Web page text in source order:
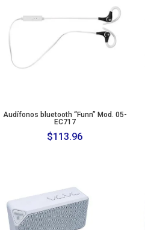
Audífonos bluetooth “Funn” Mod. 05-
EC717
$113.96